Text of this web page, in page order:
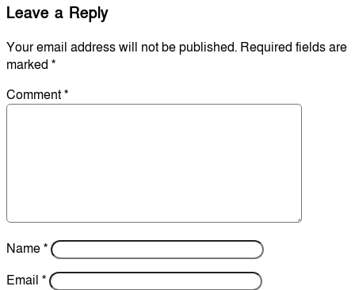
Leave a Reply
Your email address will not be published. Required fields are
marked *
Comment*
Name*
Email *